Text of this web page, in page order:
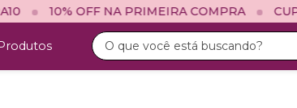
COMPRA CUPOM: PRIMEIRA10